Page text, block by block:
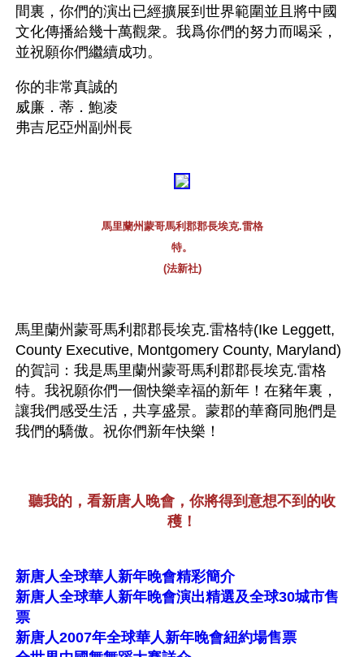
間裏，你們的演出已經擴展到世界範圍並且將中國
文化傳播給幾十萬觀衆。我爲你們的努力而喝采，
並祝願你們繼續成功。
你的非常真誠的
威廉．蒂．鮑凌
弗吉尼亞州副州長
馬里蘭州蒙哥馬利郡郡長埃克.雷格
特。
(法新社)
馬里蘭州蒙哥馬利郡郡長埃克.雷格特(Ike Leggett,
County Executive, Montgomery County, Maryland)
的賀詞：我是馬里蘭州蒙哥馬利郡郡長埃克.雷格
特。我祝願你們一個快樂幸福的新年！在豬年裏，
讓我們感受生活，共享盛景。蒙郡的華裔同胞們是
我們的驕傲。祝你們新年快樂！
聽我的，看新唐人晚會，你將得到意想不到的收
穫！
新唐人全球華人新年晚會精彩簡介
新唐人全球華人新年晚會演出精選及全球30城市售
票
新唐人2007年全球華人新年晚會紐約場售票